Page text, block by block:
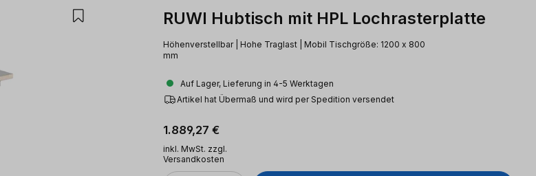
RUWI Hubtisch mit HPL Lochrasterplatte
Höhenverstellbar | Hohe Traglast | Mobil Tischgröße: 1200 x 800
mm
Auf Lager, Lieferung in 4-5 Werktagen
Artikel hat Übermaß und wird per Spedition versendet
Regulärer Preis:
1.889,27 €
inkl. MwSt. zzgl.
Versandkosten